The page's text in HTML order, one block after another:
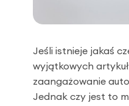
Jeśli istnieje jakaś
wyjątkowych
zaangażowanie
Jednak czy jest to